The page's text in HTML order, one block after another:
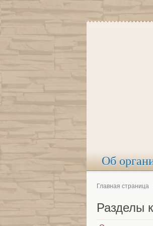
Об
Главная страница
Разделы